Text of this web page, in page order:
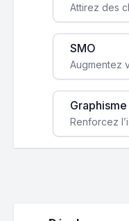
SMO
Graphisme